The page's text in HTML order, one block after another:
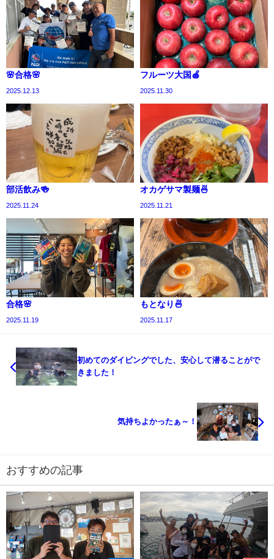
🌸合格🌸
2025.12.13
フルーツ大国🍎
2025.11.30
部活飲み🍻
2025.11.24
オカゲサマ製麺🍜
2025.11.21
合格🌸
2025.11.19
もとなり🍜
2025.11.17
初めてのダイビングでした、安心して潜ることがで
きました！
気持ちよかったぁ～！
おすすめの記事